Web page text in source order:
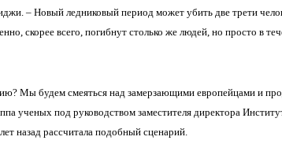
– Новый ледниковый период может убить две трети
скорее всего, погибнут столько же людей, но просто в
Мы будем смеяться над замерзающими европейцами и
ученых под руководством заместителя директора
назад рассчитала подобный сценарий.